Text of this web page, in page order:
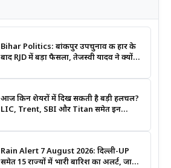
Bihar Politics: बांकीपुर उपचुनाव की हार के
बाद RJD में बड़ा फैसला, तेजस्वी यादव ने क्यों
आज किन शेयरों में दिख सकती है बड़ी हलचल?
LIC, Trent, SBI और Titan समेत इन
Rain Alert 7 August 2026: दिल्ली-UP
समेत 15 राज्यों में भारी बारिश का अलर्ट, जानिए